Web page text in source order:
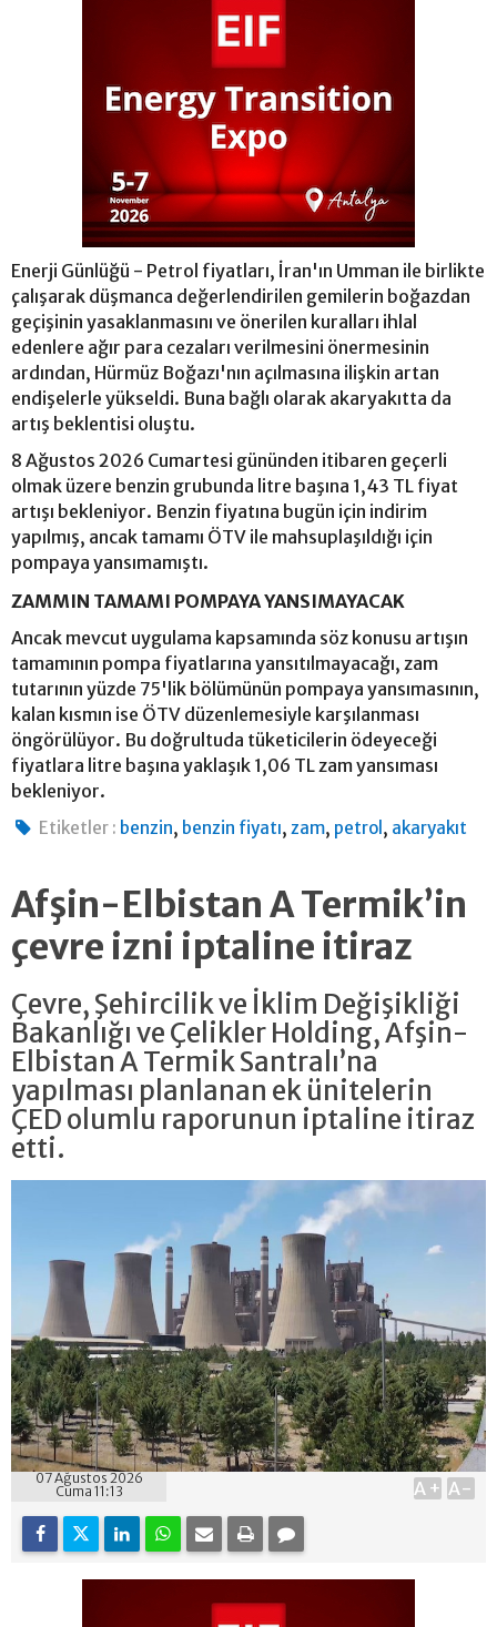
Enerji Günlüğü - Petrol fiyatları, İran'ın Umman ile birlikte
çalışarak düşmanca değerlendirilen gemilerin boğazdan
geçişinin yasaklanmasını ve önerilen kuralları ihlal
edenlere ağır para cezaları verilmesini önermesinin
ardından, Hürmüz Boğazı'nın açılmasına ilişkin artan
endişelerle yükseldi. Buna bağlı olarak akaryakıtta da
artış beklentisi oluştu.
8 Ağustos 2026 Cumartesi gününden itibaren geçerli
olmak üzere benzin grubunda litre başına 1,43 TL fiyat
artışı bekleniyor. Benzin fiyatına bugün için indirim
yapılmış, ancak tamamı ÖTV ile mahsuplaşıldığı için
pompaya yansımamıştı.
ZAMMIN TAMAMI POMPAYA YANSIMAYACAK
Ancak mevcut uygulama kapsamında söz konusu artışın
tamamının pompa fiyatlarına yansıtılmayacağı, zam
tutarının yüzde 75'lik bölümünün pompaya yansımasının,
kalan kısmın ise ÖTV düzenlemesiyle karşılanması
öngörülüyor. Bu doğrultuda tüketicilerin ödeyeceği
fiyatlara litre başına yaklaşık 1,06 TL zam yansıması
bekleniyor.
Etiketler : benzin, benzin fiyatı,zam, petrol , akaryakıt
Afşin-Elbistan A Termik’in
çevre izni iptaline itiraz
Çevre, Şehircilik ve İklim Değişikliği
Bakanlığı ve Çelikler Holding, Afşin-
Elbistan A Termik Santralı’na
yapılması planlanan ek ünitelerin
ÇED olumlu raporunun iptaline itiraz
etti.
07 Ağustos 2026
Cuma 11:13
A+ A-